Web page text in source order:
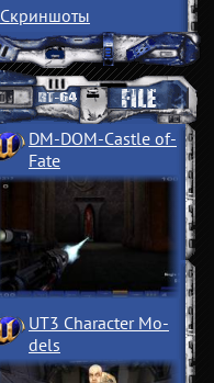
Скриншоты
DM-DOM-Castle of­
Fate
UT3 Character Mo­
dels